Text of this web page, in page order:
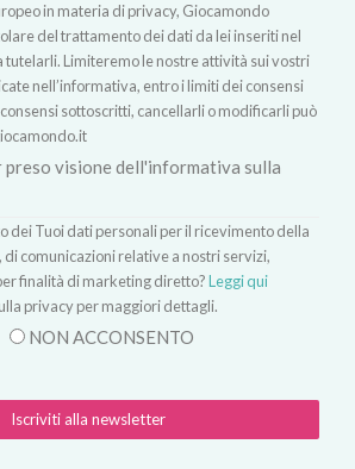
in materia di privacy, Giocamondo
del trattamento dei dati da lei inseriti nel
tutelarli. Limiteremo le nostre attività sui vostri
nell’informativa, entro i limiti dei consensi
sottoscritti, cancellarli o modificarli può
preso visione dell'informativa sulla
dei Tuoi dati personali per il ricevimento della
comunicazioni relative a nostri servizi,
finalità di marketing diretto?Leggi qui
privacy per maggiori dettagli.
NON ACCONSENTO
Iscriviti alla newsletter